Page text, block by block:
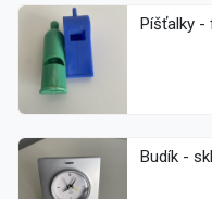
Píšťalky -
Budík -